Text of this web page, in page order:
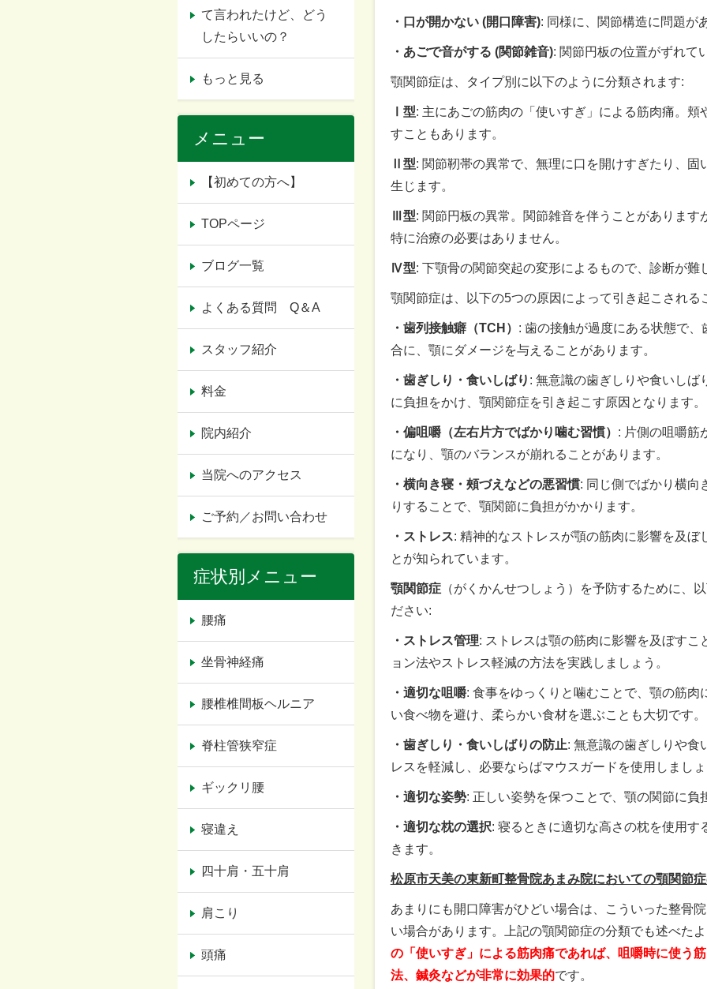
・口が開かない (開口障害): 同様に、関節構造に問題が
・あごで音がする (関節雑音): 関節円板の位置がずれて
顎関節症は、タイプ別に以下のように分類されます:
Ⅰ型: 主にあごの筋肉の「使いすぎ」による筋肉痛。頬
すこともあります。
Ⅱ型: 関節靭帯の異常で、無理に口を開けすぎたり、固
生じます。
Ⅲ型: 関節円板の異常。関節雑音を伴うことがあります
特に治療の必要はありません。
Ⅳ型: 下顎骨の関節突起の変形によるもので、診断が難
顎関節症は、以下の5つの原因によって引き起こされる
・歯列接触癖（TCH） : 歯の接触が過度にある状態で
合に、顎にダメージを与えることがあります。
・歯ぎしり・食いしばり : 無意識の歯ぎしりや食いしば
に負担をかけ、顎関節症を引き起こす原因となります。
・偏咀嚼（左右片方でばかり噛む習慣） : 片側の咀嚼筋
になり、顎のバランスが崩れることがあります。
・横向き寝・頰づえなどの悪習慣: 同じ側でばかり横向
りすることで、顎関節に負担がかかります。
・ストレス: 精神的なストレスが顎の筋肉に影響を及ぼ
とが知られています。
顎関節症（がくかんせつしょう）を予防するために、
ださい:
・ストレス管理: ストレスは顎の筋肉に影響を及ぼすこ
ョン法やストレス軽減の方法を実践しましょう。
・適切な咀嚼: 食事をゆっくりと噛むことで、顎の筋肉
い食べ物を避け、柔らかい食材を選ぶことも大切です。
・歯ぎしり・食いしばりの防止: 無意識の歯ぎしりや食
レスを軽減し、必要ならばマウスガードを使用しまし
・適切な姿勢: 正しい姿勢を保つことで、顎の関節に負
・適切な枕の選択: 寝るときに適切な高さの枕を使用す
きます。
松原市天美の東新町整骨院あまみ院においての顎関節
あまりにも開口障害がひどい場合は、こういった整骨
い場合があります。上記の顎関節症の分類でも述べた
の「使いすぎ」による筋肉痛であれば、咀嚼時に使う
法、鍼灸などが非常に効果的です。
て言われたけど、どう
したらいいの？
もっと見る
メニュー
【初めての方へ】
TOPページ
ブログ一覧
よくある質問 Q＆A
スタッフ紹介
料金
院内紹介
当院へのアクセス
ご予約／お問い合わせ
症状別メニュー
腰痛
坐骨神経痛
腰椎椎間板ヘルニア
脊柱管狭窄症
ギックリ腰
寝違え
四十肩・五十肩
肩こり
頭痛